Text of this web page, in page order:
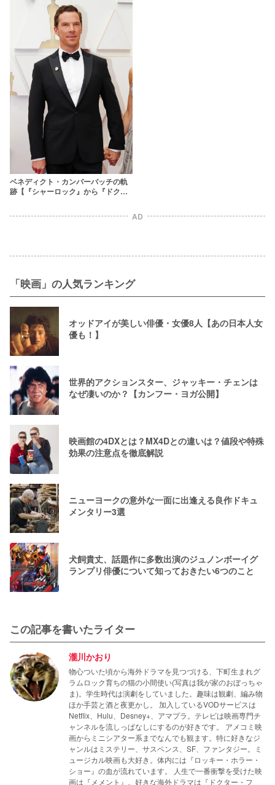
ベネディクト・カンバーバッチの軌
跡【『シャーロック』から『ドクタ
AD
「映画」の人気ランキング
オッドアイが美しい俳優・女優8人【あの日本人女
優も！】
世界的アクションスター、ジャッキー・チェンは
なぜ凄いのか？【カンフー・ヨガ公開】
映画館の4DXとは？MX4Dとの違いは？値段や特殊
効果の注意点を徹底解説
ニューヨークの意外な一面に出逢える良作ドキュ
メンタリー3選
犬飼貴丈、話題作に多数出演のジュノンボーイグ
ランプリ俳優について知っておきたい6つのこと
この記事を書いたライター
瀧川かおり
物心ついた頃から海外ドラマを見つづける、下町生まれグ
ラムロック育ちの猫の小間使い(写真は我が家のおぼっちゃ
ま)。学生時代は演劇をしていました。趣味は観劇、編み物
ほか手芸と酒と夜更かし。 加入しているVODサービスは
Netflix、Hulu、Desney+、アマプラ。テレビは映画専門チ
ャンネルを流しっぱなしにするのが好きです。 アメコミ映
画からミニシアター系までなんでも観ます。特に好きなジ
ャンルはミステリー、サスペンス、SF、ファンタジー。ミ
ュージカル映画も大好き。体内には『ロッキー・ホラー・
ショー』の血が流れています。 人生で一番衝撃を受けた映
画は『メメント』。好きな海外ドラマは『ドクター・フ